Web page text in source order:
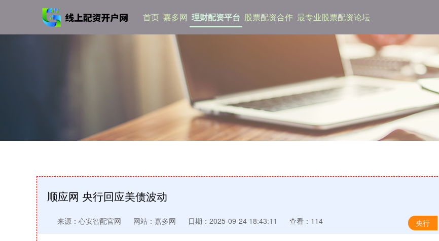
首页 嘉多网 理财配资平台 股票配资合作 最专业股票配资论坛
顺应网 央行回应美债波动
央行
来源：心安智配官网 网站：嘉多网 日期：2025-09-24 18:43:11 查看：114